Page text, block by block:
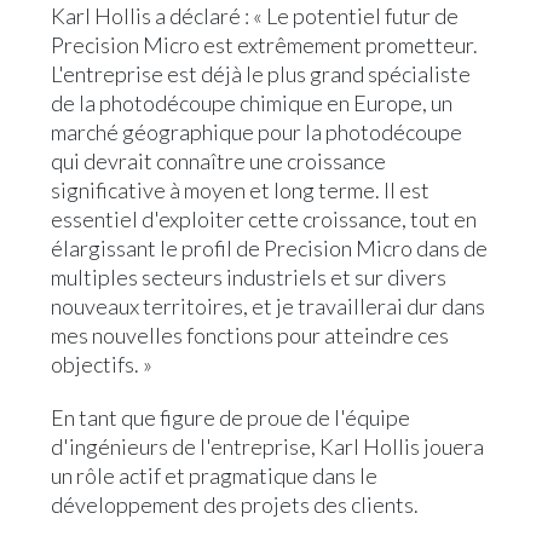
Karl Hollis a déclaré : « Le potentiel futur de
Precision Micro est extrêmement prometteur.
L'entreprise est déjà le plus grand spécialiste
de la photodécoupe chimique en Europe, un
marché géographique pour la photodécoupe
qui devrait connaître une croissance
significative à moyen et long terme. Il est
essentiel d'exploiter cette croissance, tout en
élargissant le profil de Precision Micro dans de
multiples secteurs industriels et sur divers
nouveaux territoires, et je travaillerai dur dans
mes nouvelles fonctions pour atteindre ces
objectifs. »
En tant que figure de proue de l'équipe
d'ingénieurs de l'entreprise, Karl Hollis jouera
un rôle actif et pragmatique dans le
développement des projets des clients.